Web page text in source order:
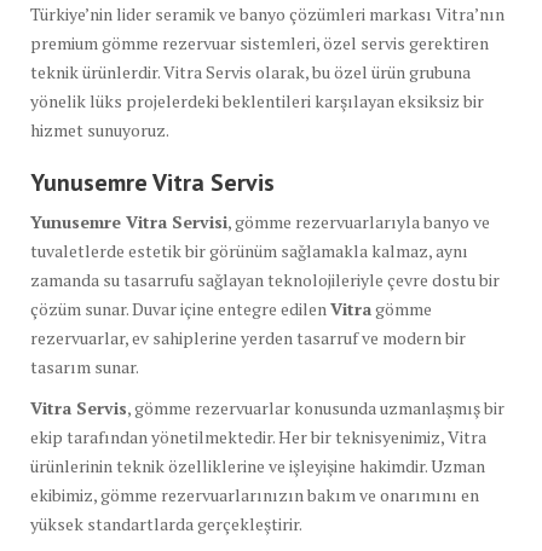
Türkiye’nin lider seramik ve banyo çözümleri markası Vitra’nın
premium gömme rezervuar sistemleri, özel servis gerektiren
teknik ürünlerdir. Vitra Servis olarak, bu özel ürün grubuna
yönelik lüks projelerdeki beklentileri karşılayan eksiksiz bir
hizmet sunuyoruz.
Yunusemre Vitra Servis
Yunusemre Vitra Servisi, gömme rezervuarlarıyla banyo ve
tuvaletlerde estetik bir görünüm sağlamakla kalmaz, aynı
zamanda su tasarrufu sağlayan teknolojileriyle çevre dostu bir
çözüm sunar. Duvar içine entegre edilen Vitragömme
rezervuarlar, ev sahiplerine yerden tasarruf ve modern bir
tasarım sunar.
Vitra Servis, gömme rezervuarlar konusunda uzmanlaşmış bir
ekip tarafından yönetilmektedir. Her bir teknisyenimiz, Vitra
ürünlerinin teknik özelliklerine ve işleyişine hakimdir. Uzman
ekibimiz, gömme rezervuarlarınızın bakım ve onarımını en
yüksek standartlarda gerçekleştirir.